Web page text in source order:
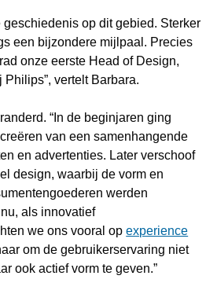
geschiedenis op dit gebied. Sterker
een bijzondere mijlpaal. Precies
onze eerste Head of Design,
vertelt Barbara.
“In de beginjaren ging
van een samenhangende
en advertenties. Later verschoof
design, waarbij de vorm en
werden
als innovatief
we ons vooral opexperience
om de gebruikerservaring niet
ook actief vorm te geven.”